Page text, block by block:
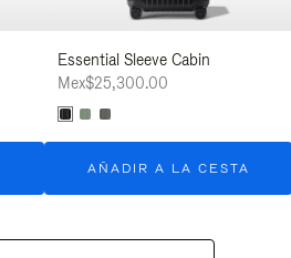
Essential Sleeve Cabin
Mex$25,300.00
AÑADIR A LA CESTA